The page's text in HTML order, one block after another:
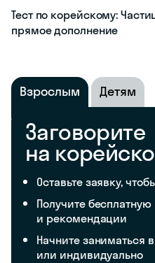
Тест по корейскому:
прямое дополнение
Взрослым Детям
Заговорите
на
Оставьте заявку,
Получите
и рекомендации
Начните заниматься
или индивидуально